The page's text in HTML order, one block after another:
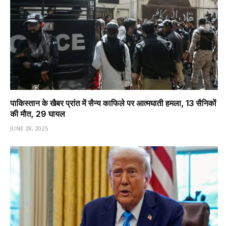
पाकिस्तान के खैबर प्रांत में सैन्य काफिले पर आत्मघाती हमला, 13 सैनिकों
की मौत, 29 घायल
JUNE 28, 2025